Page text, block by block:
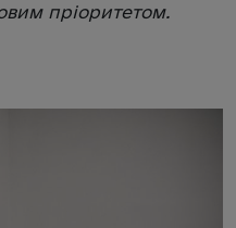
пріоритетом.